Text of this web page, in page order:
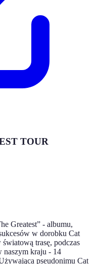
TOUR
Greatest” - albumu,
w dorobku Cat
trasę, podczas
naszym kraju - 14
pseudonimu Cat